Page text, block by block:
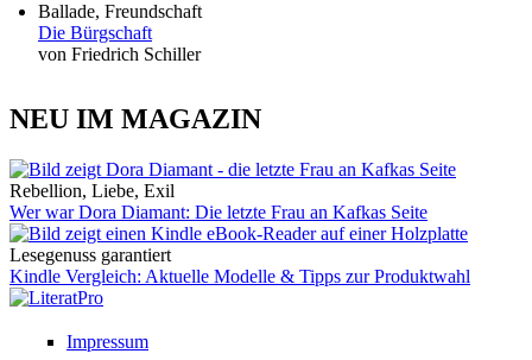
Ballade, Freundschaft
Die Bürgschaft
von Friedrich Schiller
NEU IM MAGAZIN
Rebellion, Liebe, Exil
Wer war Dora Diamant: Die letzte Frau an Kafkas Seite
Lesegenuss garantiert
Kindle Vergleich: Aktuelle Modelle & Tipps zur Produktwahl
Impressum